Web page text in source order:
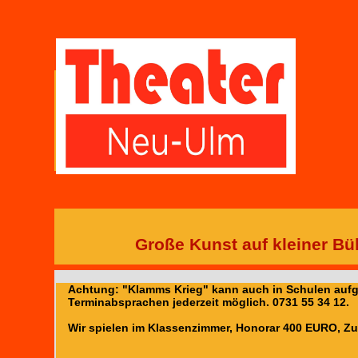
Große Kunst auf kleiner
Achtung: "Klamms Krieg" kann auch in Schulen
Terminabsprachen jederzeit möglich. 0731 55 34 12.
Wir spielen im Klassenzimmer, Honorar 400 EURO,